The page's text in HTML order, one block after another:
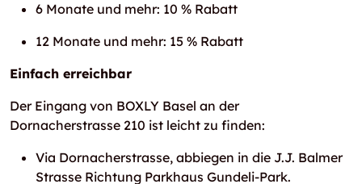
6 Monate und mehr: 10 % Rabatt
12 Monate und mehr: 15 % Rabatt
Einfach erreichbar
Der Eingang von BOXLY Basel an der
Dornacherstrasse 210 ist leicht zu finden:
Via Dornacherstrasse, abbiegen in die J.J. Balmer
Strasse Richtung Parkhaus Gundeli-Park.